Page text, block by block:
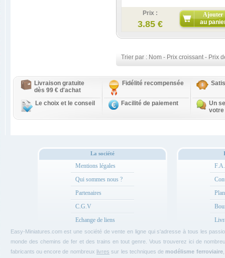
Prix :
3.85 €
Ajouter
au
Trier par : Nom - Prix croissant- Prix
Livraison gratuite
dès 99 € d'achat
Fidélité recompensée
Le choix et le conseil Facilité de paiement
Un
votre
La société
Mentions légales
Qui sommes nous ?
Partenaires
C.G.V
Echange de liens
Easy-Miniatures.com est une société de vente en ligne qui s'adresse à tous les
monde des chemins de fer et des trains en tout genre. Vous trouverez ici de
fabricants ou encore de nombreux livres sur les techniques de modélisme ferroviaire